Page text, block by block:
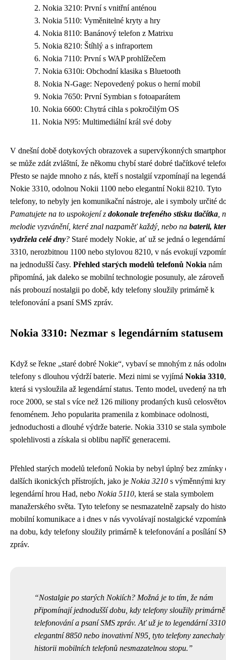
Nokia 3210: První s vnitřní anténou
Nokia 5110: Vyměnitelné kryty a hry
Nokia 8110: Banánový telefon z Matrixu
Nokia 8210: Štíhlý a s infraportem
Nokia 7110: První s WAP prohlížečem
Nokia 6310i: Obchodní klasika s Bluetooth
Nokia N-Gage: Nepovedený pokus o herní mobil
Nokia 7650: První Symbian s fotoaparátem
Nokia 6600: Chytrá cihla s pokročilým OS
Nokia N95: Multimediální král své doby
V dnešní době dotykových obrazovek a supervýkonných
se může zdát zvláštní, že někomu chybí staré dobré tlačítkové
Přesto se najde mnoho z nás, kteří s nostalgií vzpomínají na
Nokie 3310, odolnou Nokii 1100 nebo elegantní Nokii 8210. Tyto
telefony, to nebyly jen komunikační nástroje, ale i symboly určité
Pamatujete na to uspokojení z dokonale trefeného stisku tlačítka ,
melodie vyzvánění, které znal nazpaměť každý, nebo na baterii,
vydržela celé dny? Staré modely Nokie, ať už se jedná o legendární
3310, nerozbitnou 1100 nebo stylovou 8210, v nás evokují
na jednodušší časy. Přehled starých modelů telefonů Nokia nám
připomíná, jak daleko se mobilní technologie posunuly, ale zároveň
nás probouzí nostalgii po době, kdy telefony sloužily primárně k
telefonování a psaní SMS zpráv.
Nokia 3310: Nezmar s legendárním statusem
Když se řekne „staré dobré Nokie“, vybaví se mnohým z nás
telefony s dlouhou výdrží baterie. Mezi nimi se vyjímá Nokia 3310,
která si vysloužila až legendární status. Tento model, uvedený na
roce 2000, se stal s více než 126 miliony prodaných kusů
fenoménem. Jeho popularita pramenila z kombinace odolnosti,
jednoduchosti a dlouhé výdrže baterie. Nokia 3310 se stala
spolehlivosti a získala si oblibu napříč generacemi.
Přehled starých modelů telefonů Nokia by nebyl úplný bez zmínky
dalších ikonických přístrojích, jako je Nokia 3210 s výměnnými
legendární hrou Had, nebo Nokia 5110, která se stala symbolem
manažerského světa. Tyto telefony se nesmazatelně zapsaly do
mobilní komunikace a i dnes v nás vyvolávají nostalgické
na dobu, kdy telefony sloužily primárně k telefonování a posílání
zpráv.
Nostalgie po starých Nokiích? Možná je to tím, že nám
připomínají jednodušší dobu, kdy telefony sloužily
telefonování a psaní SMS zpráv. Ať už je to legendární
elegantní 8850 nebo inovativní N95, tyto telefony zanechaly
historii mobilních telefonů nesmazatelnou stopu.